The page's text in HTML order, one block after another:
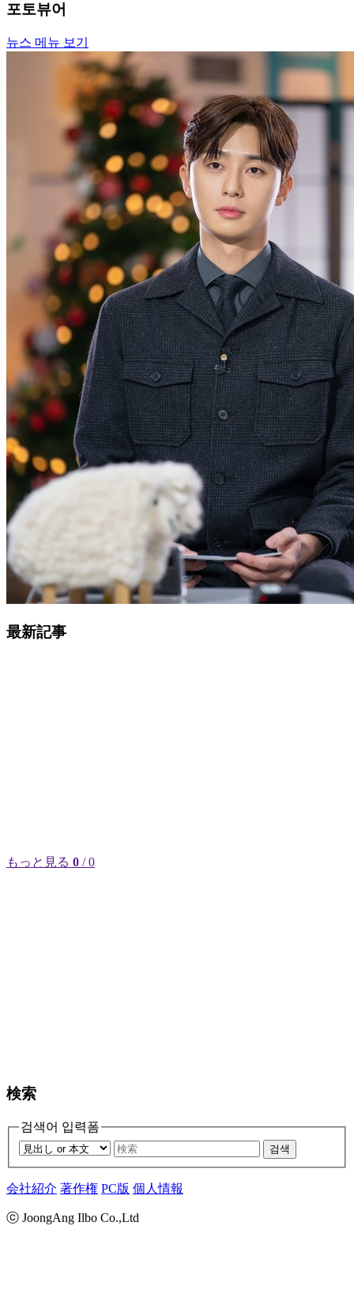
포토뷰어
뉴스 메뉴 보기
最新記事
もっと見る 0 / 0
検索
검색어 입력폼
검색
会社紹介 著作権 PC版 個人情報
ⓒ JoongAng Ilbo Co.,Ltd